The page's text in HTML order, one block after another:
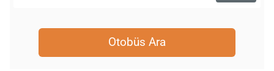
Otobüs Ara